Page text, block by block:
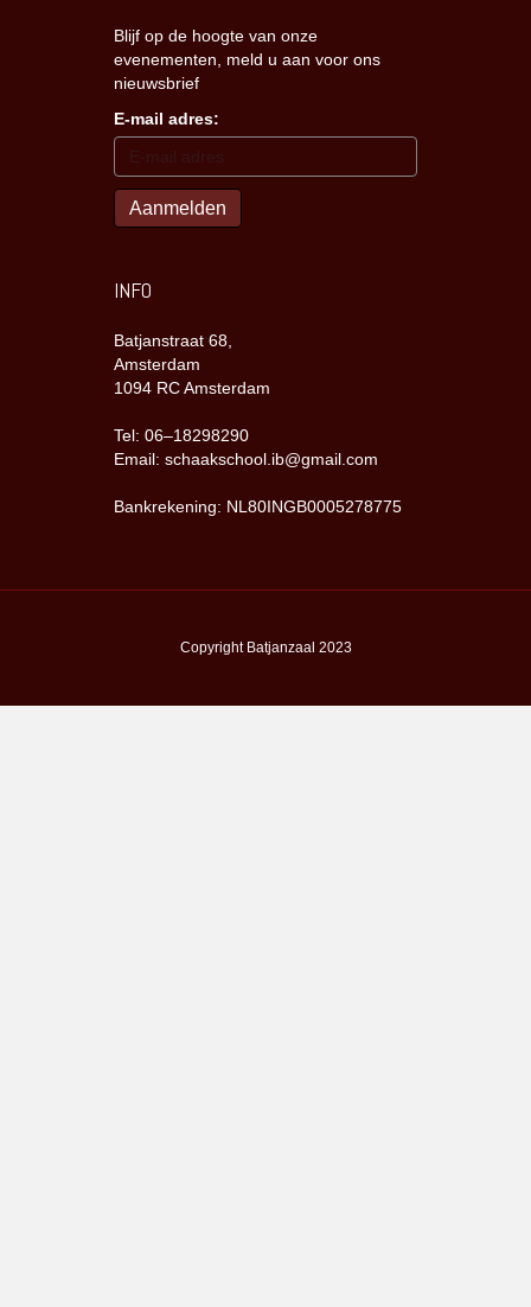
Blijf op de hoogte van onze
evenementen, meld u aan voor ons
nieuwsbrief
E-mail adres:
INFO
Batjanstraat 68,
Amsterdam
1094 RC Amsterdam
Tel: 06–18298290
Email: schaakschool.ib@gmail.com
Bankrekening: NL80INGB0005278775
Copyright Batjanzaal 2023